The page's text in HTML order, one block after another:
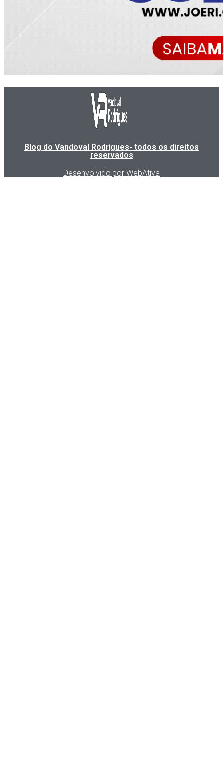
Blog do Vandoval Rodrigues- todos os direitos
reservados
Desenvolvido por WebAtiva